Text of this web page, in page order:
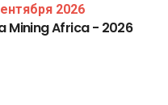
2026
MiningAfrica- 2026